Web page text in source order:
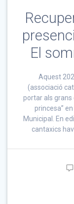
El
Aquest
(associació
portar als grans
princesa”
Municipal. En
cantaxics